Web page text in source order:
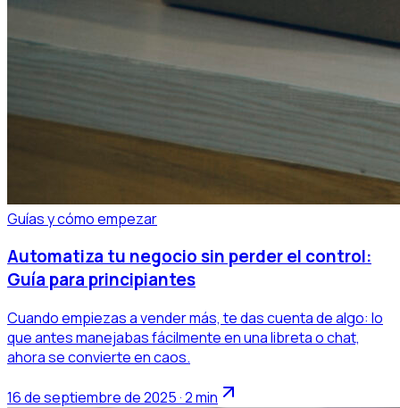
Guías y cómo empezar
Automatiza tu negocio sin perder el control:
Guía para principiantes
Cuando empiezas a vender más, te das cuenta de algo: lo
que antes manejabas fácilmente en una libreta o chat,
ahora se convierte en caos.
16 de septiembre de 2025 · 2 min